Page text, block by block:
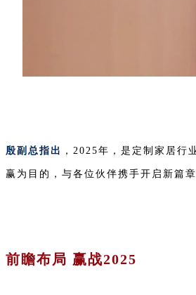
殷副总指出 ，2025年，是定制家居行
赢为目的，与各位伙伴携手开启新篇章
前瞻布局 赢战2025